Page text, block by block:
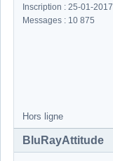
Inscription : 25-01-2017
Messages : 10 875
Hors ligne
BluRayAttitude